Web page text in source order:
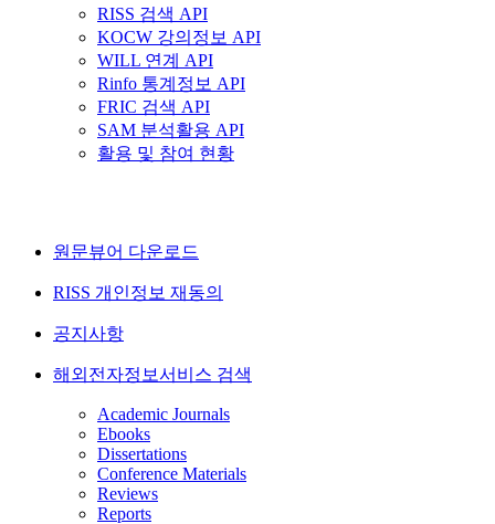
RISS 검색 API
KOCW 강의정보 API
WILL 연계 API
Rinfo 통계정보 API
FRIC 검색 API
SAM 분석활용 API
활용 및 참여 현황
원문뷰어 다운로드
RISS 개인정보 재동의
공지사항
해외전자정보서비스 검색
Academic Journals
Ebooks
Dissertations
Conference Materials
Reviews
Reports